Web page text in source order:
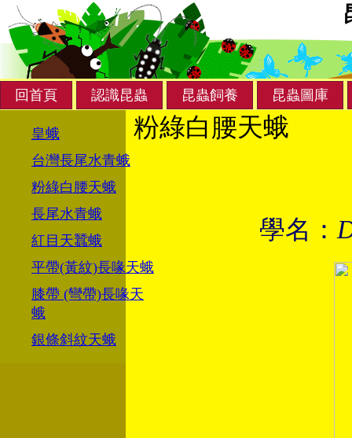
回首頁 認識昆蟲 昆蟲飼養 昆蟲圖庫
粉綠白腰天蛾
學名：
皇蛾
台灣長尾水青蛾
粉綠白腰天蛾
長尾水青蛾
紅目天蠶蛾
平帶(黃紋)長喙天蛾
膝帶 (彎帶)長喙天
蛾
銀條斜紋天蛾